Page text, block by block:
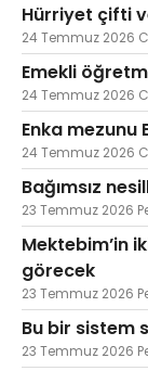
Hürriyet çifti
24 Temmuz 2026
Emekli
24 Temmuz 2026
Enka
24 Temmuz 2026
Bağımsız
23 Temmuz 2026
Mektebim’in
görecek
23 Temmuz 2026
Bu bir sistem
23 Temmuz 2026